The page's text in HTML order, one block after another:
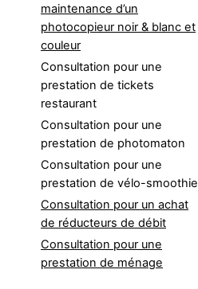
maintenance d’un
photocopieur noir & blanc et
couleur
Consultation pour une
prestation de tickets
restaurant
Consultation pour une
prestation de photomaton
Consultation pour une
prestation de vélo-smoothie
Consultation pour un achat
de réducteurs de débit
Consultation pour une
prestation de ménage